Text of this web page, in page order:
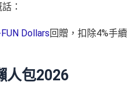
：
Dollars回贈，扣除4%手續
人包2026